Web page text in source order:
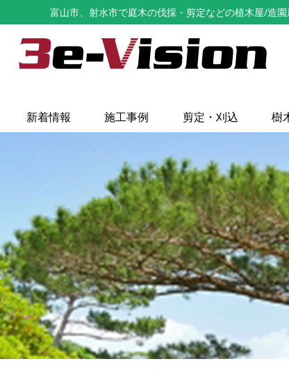
富山市、射水市で庭木の伐採・剪定などの植木屋/造
新着情報 施工事例 剪定・刈込 樹